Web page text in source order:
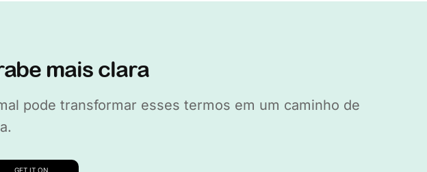
mais clara
pode transformar esses termos em um caminho de
GET IT ON